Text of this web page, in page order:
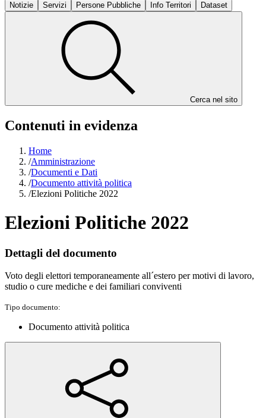
Notizie
Servizi Persone Pubbliche Info Territori Dataset
Cerca nel sito
Contenuti in evidenza
Home
/Amministrazione
/Documenti e Dati
/Documento attività politica
/Elezioni Politiche 2022
Elezioni Politiche 2022
Dettagli del documento
Voto degli elettori temporaneamente all´estero per motivi di lavoro,
studio o cure mediche e dei familiari conviventi
Tipo documento:
Documento attività politica